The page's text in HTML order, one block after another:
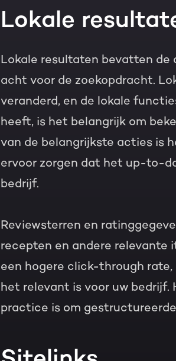
Lokale
Lokale resultaten bevatten
acht voor de zoekopdracht.
veranderd, en de lokale
heeft, is het belangrijk om
van de belangrijkste acties is
ervoor zorgen dat het up-to-
bedrijf.
Reviewsterren en
recepten en andere relevante
een hogere click-through
het relevant is voor uw bedrijf.
practice is om